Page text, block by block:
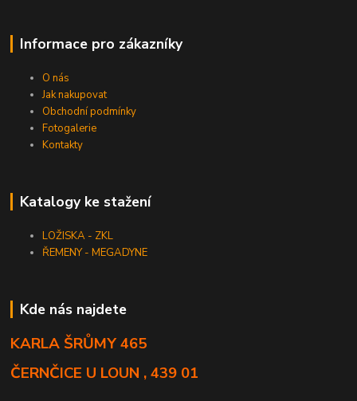
Informace pro zákazníky
O nás
Jak nakupovat
Obchodní podmínky
Fotogalerie
Kontakty
Katalogy ke stažení
LOŽISKA - ZKL
ŘEMENY - MEGADYNE
Kde nás najdete
KARLA ŠRŮMY 465
ČERNČICE U LOUN , 439 01